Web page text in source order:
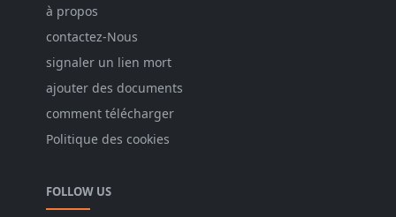
à propos
contactez-Nous
signaler un lien mort
ajouter des documents
comment télécharger
Politique des cookies
FOLLOW US